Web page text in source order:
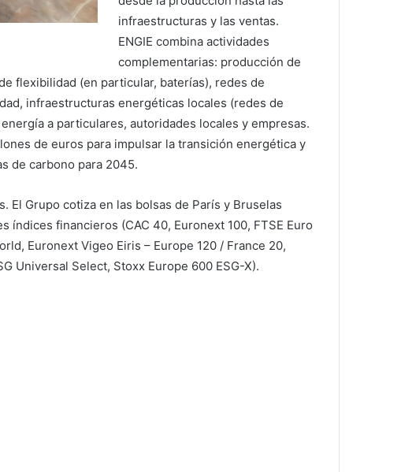
infraestructuras y las ventas.
ENGIE combina actividades
complementarias: producción de
flexibilidad (en particular, baterías), redes de
infraestructuras energéticas locales (redes de
a particulares, autoridades locales y empresas.
de euros para impulsar la transición energética y
de carbono para 2045.
El Grupo cotiza en las bolsas de París y Bruselas
índices financieros (CAC 40, Euronext 100, FTSE Euro
Euronext Vigeo Eiris – Europe 120 / France 20,
Universal Select, Stoxx Europe 600 ESG-X).